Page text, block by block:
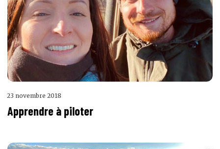
23 novembre 2018
Apprendre à piloter